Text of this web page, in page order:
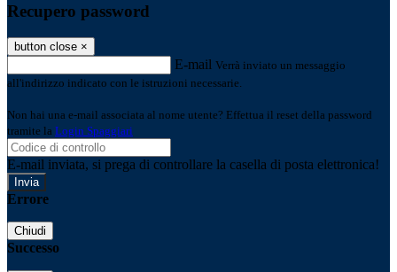
Recupero password
button close ×
E-mail Verrà inviato un messaggio
all'indirizzo indicato con le istruzioni necessarie.
Non hai una e-mail associata al nome utente? Effettua il reset della password
tramite la Login Spaggiari
E-mail inviata, si prega di controllare la casella di posta elettronica!
Errore
Chiudi
Successo